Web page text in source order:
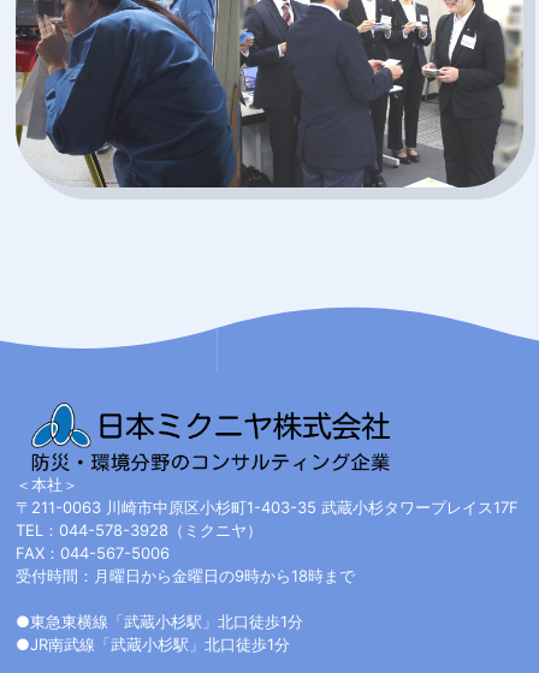
＜本社＞
〒211-0063 川崎市中原区小杉町1-403-35 武蔵小杉タワープレイス17F
TEL：044-578-3928（ミクニヤ）
FAX：044-567-5006
受付時間：月曜日から金曜日の9時から18時まで
●東急東横線「武蔵小杉駅」北口徒歩1分
●JR南武線「武蔵小杉駅」北口徒歩1分